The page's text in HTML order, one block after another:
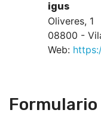
igus
Oliveres, 1
08800 -
Web: